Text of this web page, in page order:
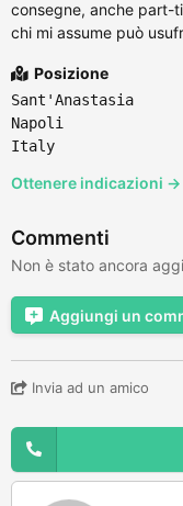
consegne, anche part-
chi mi assume può
Posizione
Sant'Anastasia
Napoli
Italy
Ottenere indicazioni →
Commenti
Non è stato ancora
Aggiungi un
Invia ad un amico